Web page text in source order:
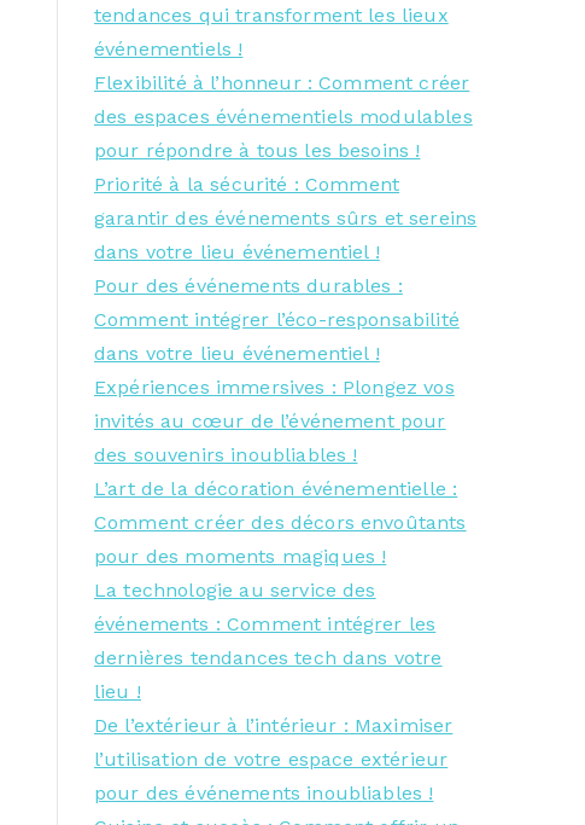
tendances qui transforment les lieux
événementiels !
Flexibilité à l’honneur : Comment créer
des espaces événementiels modulables
pour répondre à tous les besoins !
Priorité à la sécurité : Comment
garantir des événements sûrs et sereins
dans votre lieu événementiel !
Pour des événements durables :
Comment intégrer l’éco-responsabilité
dans votre lieu événementiel !
Expériences immersives : Plongez vos
invités au cœur de l’événement pour
des souvenirs inoubliables !
L’art de la décoration événementielle :
Comment créer des décors envoûtants
pour des moments magiques !
La technologie au service des
événements : Comment intégrer les
dernières tendances tech dans votre
lieu !
De l’extérieur à l’intérieur : Maximiser
l’utilisation de votre espace extérieur
pour des événements inoubliables !